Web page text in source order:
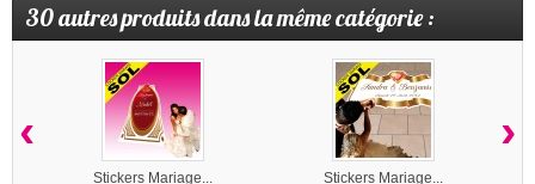
30 autres produits dans la même catégorie :
Stickers Mariage... Stickers Mariage...
‹ ›